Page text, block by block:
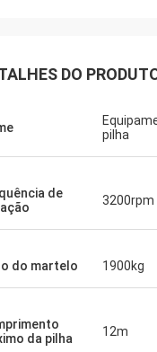
DO
pilha
de
3200rpm
do martelo 1900kg
da pilha
12m